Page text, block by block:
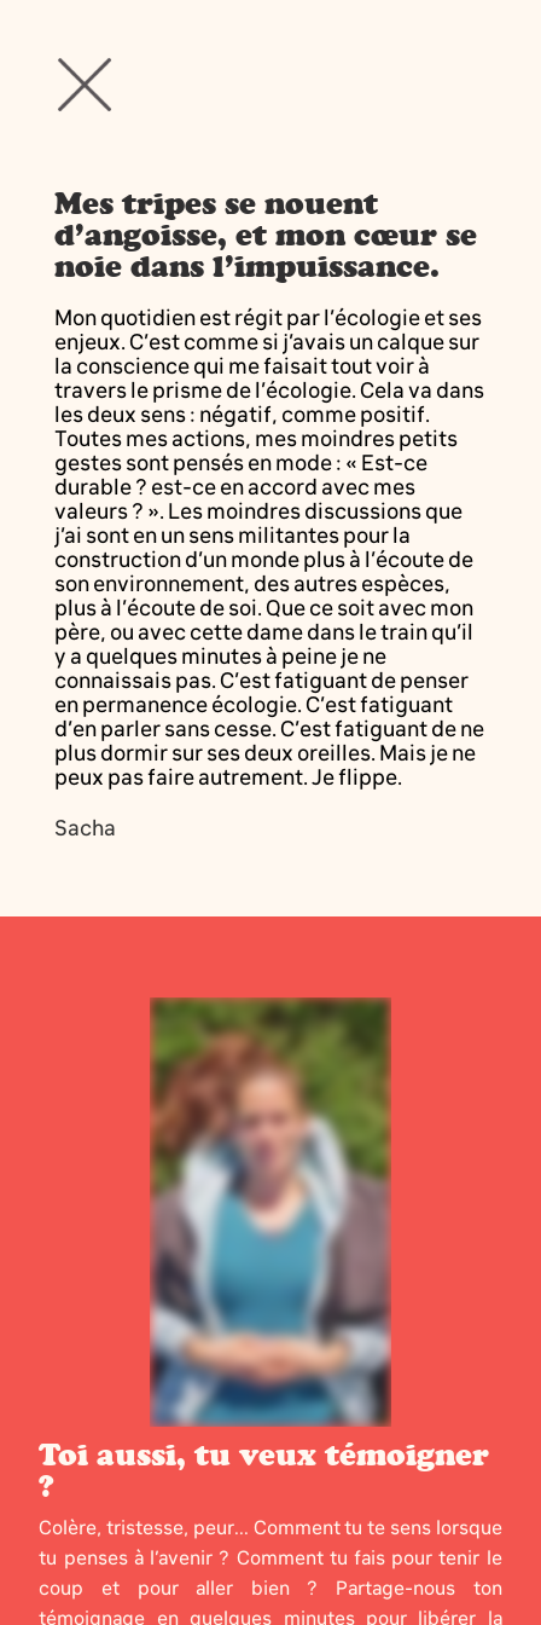
Mes tripes se nouent
d’angoisse, et mon cœur se
noie dans l’impuissance.
Mon quotidien est régit par l’écologie et ses
enjeux. C’est comme si j’avais un calque sur
la conscience qui me faisait tout voir à
travers le prisme de l’écologie. Cela va dans
les deux sens : négatif, comme positif.
Toutes mes actions, mes moindres petits
gestes sont pensés en mode : « Est-ce
durable ? est-ce en accord avec mes
valeurs ? ». Les moindres discussions que
j’ai sont en un sens militantes pour la
construction d’un monde plus à l’écoute de
son environnement, des autres espèces,
plus à l’écoute de soi. Que ce soit avec mon
père, ou avec cette dame dans le train qu’il
y a quelques minutes à peine je ne
connaissais pas. C’est fatiguant de penser
en permanence écologie. C’est fatiguant
d’en parler sans cesse. C’est fatiguant de ne
plus dormir sur ses deux oreilles. Mais je ne
peux pas faire autrement. Je flippe.
Sacha
Toi aussi, tu veux témoigner
?
Colère, tristesse, peur... Comment tu te sens lorsque
tu penses à l’avenir ? Comment tu fais pour tenir le
coup et pour aller bien ? Partage-nous ton
témoignage en quelques minutes pour libérer la